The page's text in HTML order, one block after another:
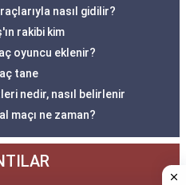
nasıl gidilir?
rakibi kim
oyuncu eklenir?
tane
nedir, nasıl belirlenir
maçı ne zaman?